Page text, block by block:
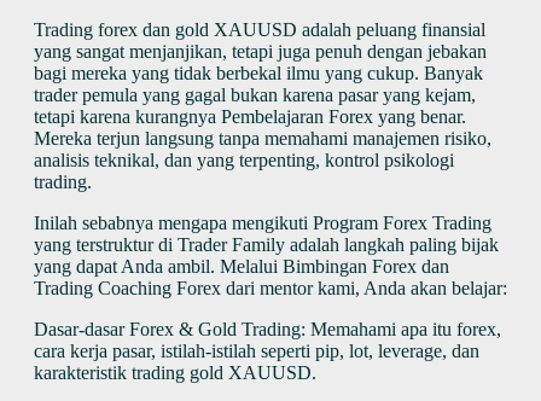
Trading forex dan gold XAUUSD adalah peluang finansial
yang sangat menjanjikan, tetapi juga penuh dengan jebakan
bagi mereka yang tidak berbekal ilmu yang cukup. Banyak
trader pemula yang gagal bukan karena pasar yang kejam,
tetapi karena kurangnya Pembelajaran Forex yang benar.
Mereka terjun langsung tanpa memahami manajemen risiko,
analisis teknikal, dan yang terpenting, kontrol psikologi
trading.
Inilah sebabnya mengapa mengikuti Program Forex Trading
yang terstruktur di Trader Family adalah langkah paling bijak
yang dapat Anda ambil. Melalui Bimbingan Forex dan
Trading Coaching Forex dari mentor kami, Anda akan belajar:
Dasar-dasar Forex & Gold Trading: Memahami apa itu forex,
cara kerja pasar, istilah-istilah seperti pip, lot, leverage, dan
karakteristik trading gold XAUUSD.